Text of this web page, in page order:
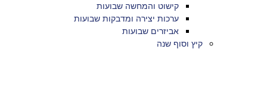
קישוט והמחשה שבועות
ערכות יצירה ומדבקות שבועות
אביזרים שבועות
קיץ וסוף שנה